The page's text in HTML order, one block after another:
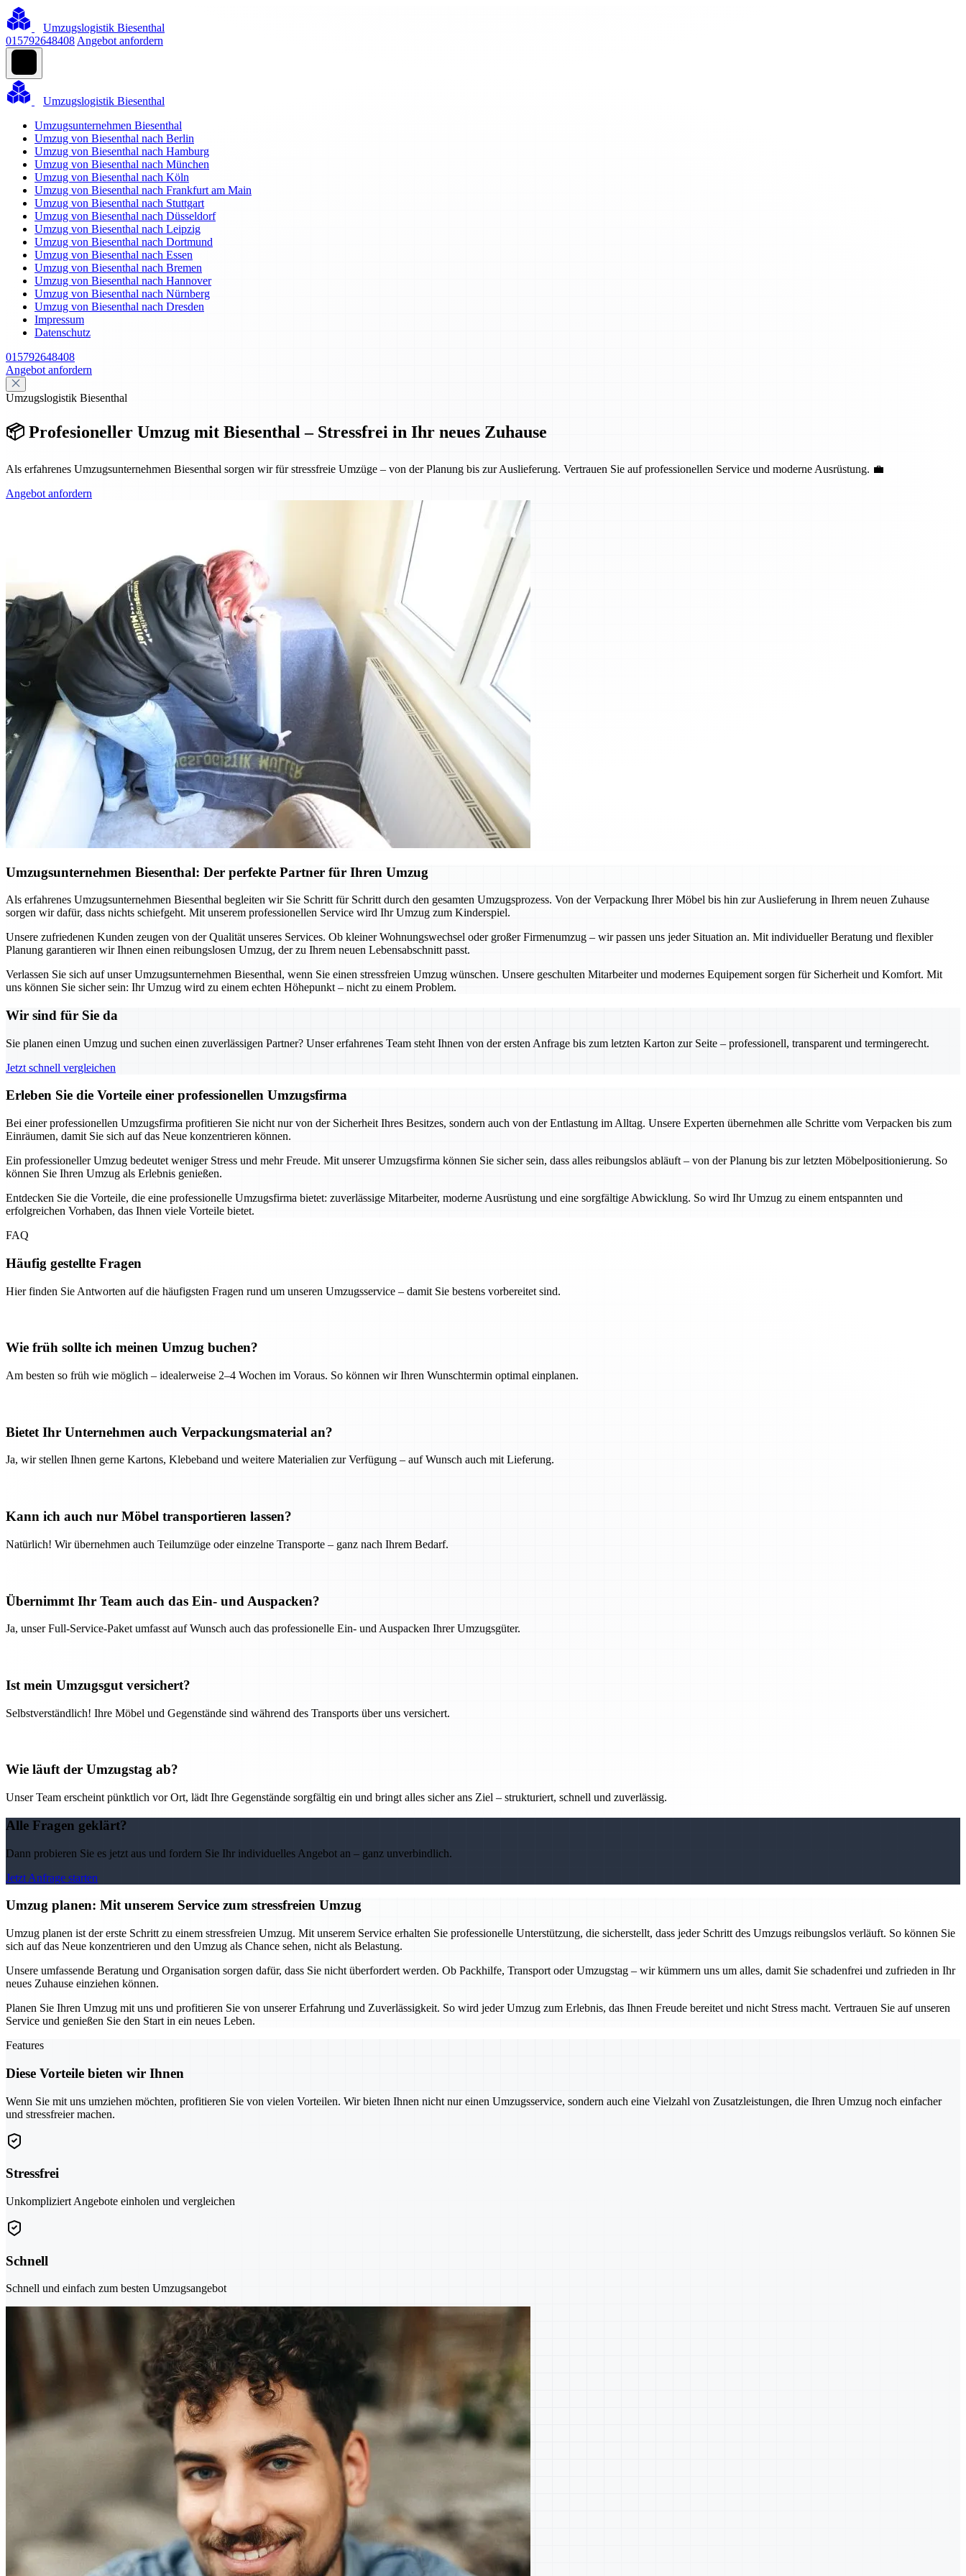
Umzugslogistik Biesenthal
015792648408 Angebot anfordern
Umzugslogistik Biesenthal
Umzugsunternehmen Biesenthal
Umzug von Biesenthal nach Berlin
Umzug von Biesenthal nach Hamburg
Umzug von Biesenthal nach München
Umzug von Biesenthal nach Köln
Umzug von Biesenthal nach Frankfurt am Main
Umzug von Biesenthal nach Stuttgart
Umzug von Biesenthal nach Düsseldorf
Umzug von Biesenthal nach Leipzig
Umzug von Biesenthal nach Dortmund
Umzug von Biesenthal nach Essen
Umzug von Biesenthal nach Bremen
Umzug von Biesenthal nach Hannover
Umzug von Biesenthal nach Nürnberg
Umzug von Biesenthal nach Dresden
Impressum
Datenschutz
015792648408
Angebot anfordern
Umzugslogistik Biesenthal
📦 Profesioneller Umzug mit Biesenthal – Stressfrei in Ihr neues Zuhause
Als erfahrenes Umzugsunternehmen Biesenthal sorgen wir für stressfreie Umzüge – von der Planung bis zur Auslieferung. Vertrauen Sie auf professionellen Service und moderne Ausrüstung. 💼
Angebot anfordern
Umzugsunternehmen Biesenthal: Der perfekte Partner für Ihren Umzug
Als erfahrenes Umzugsunternehmen Biesenthal begleiten wir Sie Schritt für Schritt durch den gesamten Umzugsprozess. Von der Verpackung Ihrer Möbel bis hin zur Auslieferung in Ihrem neuen Zuhause
sorgen wir dafür, dass nichts schiefgeht. Mit unserem professionellen Service wird Ihr Umzug zum Kinderspiel.
Unsere zufriedenen Kunden zeugen von der Qualität unseres Services. Ob kleiner Wohnungswechsel oder großer Firmenumzug – wir passen uns jeder Situation an. Mit individueller Beratung und flexibler
Planung garantieren wir Ihnen einen reibungslosen Umzug, der zu Ihrem neuen Lebensabschnitt passt.
Verlassen Sie sich auf unser Umzugsunternehmen Biesenthal, wenn Sie einen stressfreien Umzug wünschen. Unsere geschulten Mitarbeiter und modernes Equipement sorgen für Sicherheit und Komfort. Mit
uns können Sie sicher sein: Ihr Umzug wird zu einem echten Höhepunkt – nicht zu einem Problem.
Wir sind für Sie da
Sie planen einen Umzug und suchen einen zuverlässigen Partner? Unser erfahrenes Team steht Ihnen von der ersten Anfrage bis zum letzten Karton zur Seite – professionell, transparent und termingerecht.
Jetzt schnell vergleichen
Erleben Sie die Vorteile einer professionellen Umzugsfirma
Bei einer professionellen Umzugsfirma profitieren Sie nicht nur von der Sicherheit Ihres Besitzes, sondern auch von der Entlastung im Alltag. Unsere Experten übernehmen alle Schritte vom Verpacken bis zum
Einräumen, damit Sie sich auf das Neue konzentrieren können.
Ein professioneller Umzug bedeutet weniger Stress und mehr Freude. Mit unserer Umzugsfirma können Sie sicher sein, dass alles reibungslos abläuft – von der Planung bis zur letzten Möbelpositionierung. So
können Sie Ihren Umzug als Erlebnis genießen.
Entdecken Sie die Vorteile, die eine professionelle Umzugsfirma bietet: zuverlässige Mitarbeiter, moderne Ausrüstung und eine sorgfältige Abwicklung. So wird Ihr Umzug zu einem entspannten und
erfolgreichen Vorhaben, das Ihnen viele Vorteile bietet.
FAQ
Häufig gestellte Fragen
Hier finden Sie Antworten auf die häufigsten Fragen rund um unseren Umzugsservice – damit Sie bestens vorbereitet sind.
Wie früh sollte ich meinen Umzug buchen?
Am besten so früh wie möglich – idealerweise 2–4 Wochen im Voraus. So können wir Ihren Wunschtermin optimal einplanen.
Bietet Ihr Unternehmen auch Verpackungsmaterial an?
Ja, wir stellen Ihnen gerne Kartons, Klebeband und weitere Materialien zur Verfügung – auf Wunsch auch mit Lieferung.
Kann ich auch nur Möbel transportieren lassen?
Natürlich! Wir übernehmen auch Teilumzüge oder einzelne Transporte – ganz nach Ihrem Bedarf.
Übernimmt Ihr Team auch das Ein- und Auspacken?
Ja, unser Full-Service-Paket umfasst auf Wunsch auch das professionelle Ein- und Auspacken Ihrer Umzugsgüter.
Ist mein Umzugsgut versichert?
Selbstverständlich! Ihre Möbel und Gegenstände sind während des Transports über uns versichert.
Wie läuft der Umzugstag ab?
Unser Team erscheint pünktlich vor Ort, lädt Ihre Gegenstände sorgfältig ein und bringt alles sicher ans Ziel – strukturiert, schnell und zuverlässig.
Alle Fragen geklärt?
Dann probieren Sie es jetzt aus und fordern Sie Ihr individuelles Angebot an – ganz unverbindlich.
Jetzt Anfrage starten
Umzug planen: Mit unserem Service zum stressfreien Umzug
Umzug planen ist der erste Schritt zu einem stressfreien Umzug. Mit unserem Service erhalten Sie professionelle Unterstützung, die sicherstellt, dass jeder Schritt des Umzugs reibungslos verläuft. So können Sie
sich auf das Neue konzentrieren und den Umzug als Chance sehen, nicht als Belastung.
Unsere umfassende Beratung und Organisation sorgen dafür, dass Sie nicht überfordert werden. Ob Packhilfe, Transport oder Umzugstag – wir kümmern uns um alles, damit Sie schadenfrei und zufrieden in Ihr
neues Zuhause einziehen können.
Planen Sie Ihren Umzug mit uns und profitieren Sie von unserer Erfahrung und Zuverlässigkeit. So wird jeder Umzug zum Erlebnis, das Ihnen Freude bereitet und nicht Stress macht. Vertrauen Sie auf unseren
Service und genießen Sie den Start in ein neues Leben.
Features
Diese Vorteile bieten wir Ihnen
Wenn Sie mit uns umziehen möchten, profitieren Sie von vielen Vorteilen. Wir bieten Ihnen nicht nur einen Umzugsservice, sondern auch eine Vielzahl von Zusatzleistungen, die Ihren Umzug noch einfacher
und stressfreier machen.
Stressfrei
Unkompliziert Angebote einholen und vergleichen
Schnell
Schnell und einfach zum besten Umzugsangebot